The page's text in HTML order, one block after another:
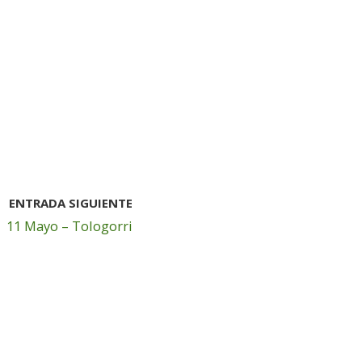
ENTRADA SIGUIENTE
11 Mayo – Tologorri